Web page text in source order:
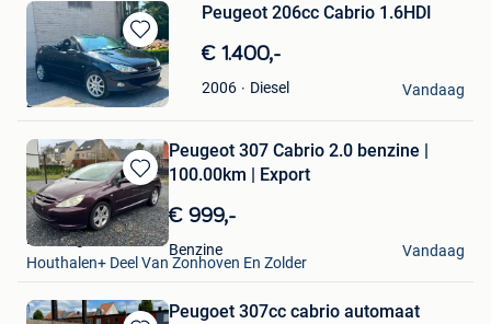
Bewaren
in
Mijn
Favorieten
Peugeot 206cc Cabrio 1.6HDI
€ 1.400,-
2006 Diesel
DG
Zonnebeke
Vandaag
Bewaren
in
Mijn
Favorieten
Peugeot 307 Cabrio 2.0 benzine |
100.00km | Export
€ 999,-
Benzine
Limburg3
Houthalen+ Deel Van Zonhoven En Zolder
Vandaag
Peugoet 307cc cabrio automaat